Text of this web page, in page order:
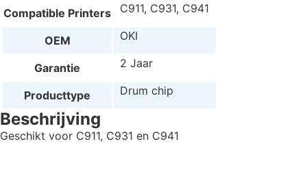
Compatible Printers C911, C931, C941
OEM OKI
Garantie 2 Jaar
Producttype Drum chip
Beschrijving
Geschikt voor C911, C931 en C941